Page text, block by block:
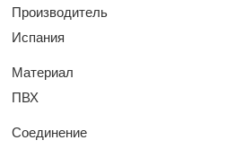
Производитель
Испания
Материал
ПВХ
Соединение